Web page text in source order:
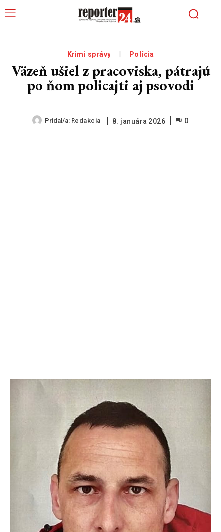
Krimi správy Polícia
Väzeň ušiel z pracoviska, pátrajú
po ňom policajti aj psovodi
Pridal/a: Redakcia 8. januára 2026 0